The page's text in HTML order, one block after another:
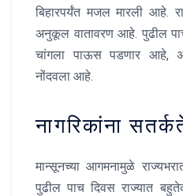
बिहारपर्यंत मजल मारली आहे.
अनुकूल वातावरण आहे. पुढील
चांगला पाऊस पडणार आहे,
नोंदवला आहे.
नागरिकांना
मान्सूनच्या आगमनामुळे
पुढील पाच दिवस राज्यात